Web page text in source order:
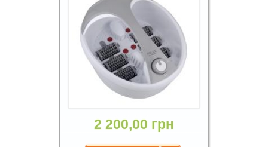
2 200,00 грн